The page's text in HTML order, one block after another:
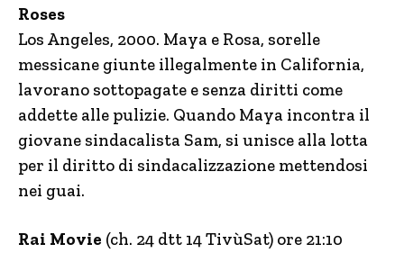
Roses
Los Angeles, 2000. Maya e Rosa, sorelle
messicane giunte illegalmente in California,
lavorano sottopagate e senza diritti come
addette alle pulizie. Quando Maya incontra il
giovane sindacalista Sam, si unisce alla lotta
per il diritto di sindacalizzazione mettendosi
nei guai.
Rai Movie (ch. 24 dtt 14 TivùSat) ore 21:10